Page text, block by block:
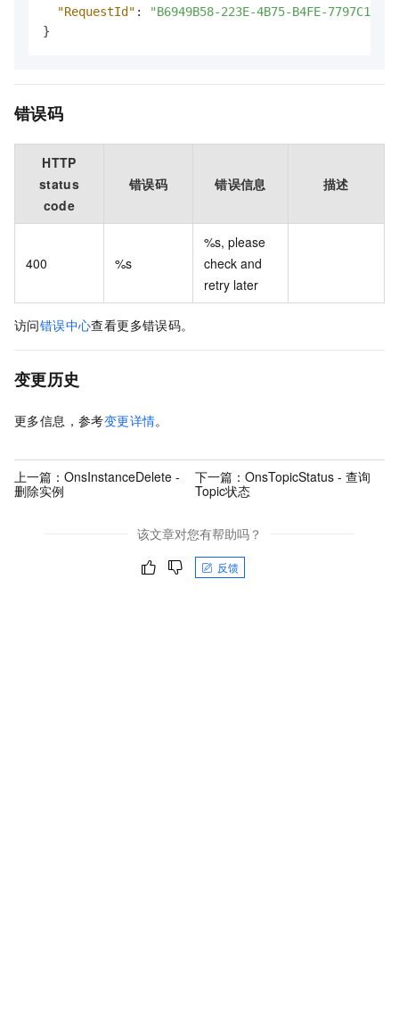
"RequestId" :
"B6949B58-223E-4B75-B4FE-
}
错误码
HTTP
status
code
错误码 错误信息 描述
400 %s
%s, please
check and
retry later
访问错误中心查看更多错误码。
变更历史
更多信息，参考变更详情。
上一篇： OnsInstanceDelete -
删除实例
下一篇： OnsTopicStatus - 查询
Topic状态
该文章对您有帮助吗？
反馈